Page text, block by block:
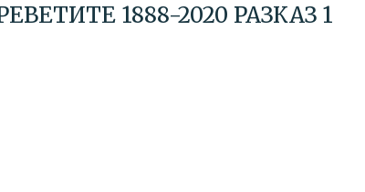
1888-2020 РАЗКАЗ 1